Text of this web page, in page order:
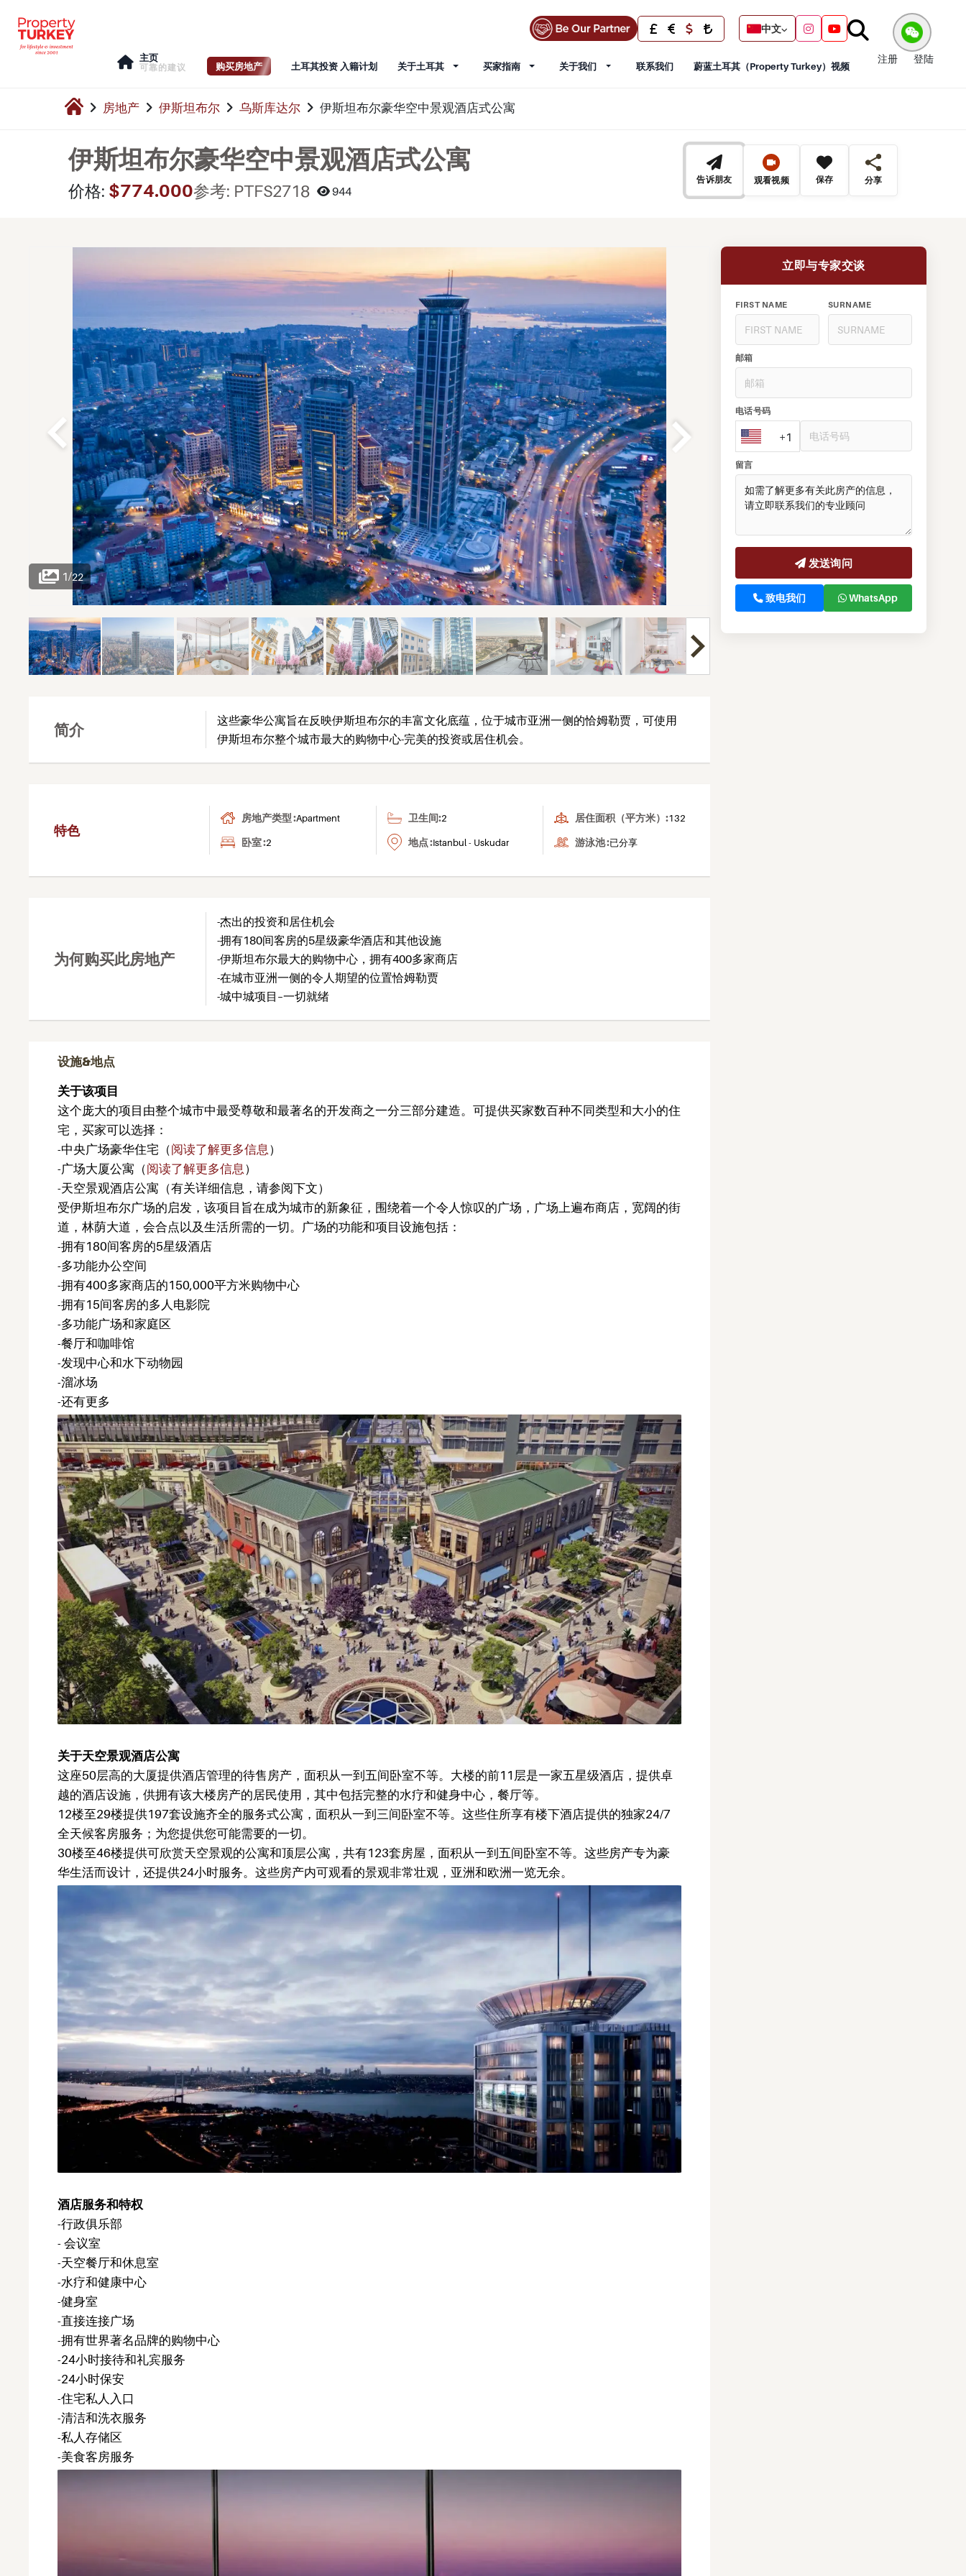
中文
主页
可靠的建议 购买房地产 土耳其投资 入籍计划 关于土耳其 买家指南 关于我们 联系我们 蔚蓝土耳其（Property Turkey）视频
注册 登陆
房地产 伊斯坦布尔 乌斯库达尔 伊斯坦布尔豪华空中景观酒店式公寓
伊斯坦布尔豪华空中景观酒店式公寓
价格: $774.000参考: PTFS2718 944
告诉朋友 观看视频 保存 分享
1/22
简介
这些豪华公寓旨在反映伊斯坦布尔的丰富文化底蕴，位于城市亚洲一侧的恰姆勒贾，可使用
伊斯坦布尔整个城市最大的购物中心-完美的投资或居住机会。
特色
房地产类型 :Apartment
卧室 :2
卫生间:2
地点 :Istanbul - Uskudar
居住面积（平方米）:132
游泳池 :已分享
为何购买此房地产
-杰出的投资和居住机会
-拥有180间客房的5星级豪华酒店和其他设施
-伊斯坦布尔最大的购物中心，拥有400多家商店
-在城市亚洲一侧的令人期望的位置恰姆勒贾
-城中城项目–一切就绪
设施&地点
关于该项目
这个庞大的项目由整个城市中最受尊敬和最著名的开发商之一分三部分建造。可提供买家数百种不同类型和大小的住
宅，买家可以选择：
-中央广场豪华住宅（阅读了解更多信息）
-广场大厦公寓（阅读了解更多信息）
-天空景观酒店公寓（有关详细信息，请参阅下文）
受伊斯坦布尔广场的启发，该项目旨在成为城市的新象征，围绕着一个令人惊叹的广场，广场上遍布商店，宽阔的街
道，林荫大道，会合点以及生活所需的一切。广场的功能和项目设施包括：
-拥有180间客房的5星级酒店
-多功能办公空间
-拥有400多家商店的150,000平方米购物中心
-拥有15间客房的多人电影院
-多功能广场和家庭区
-餐厅和咖啡馆
-发现中心和水下动物园
-溜冰场
-还有更多
关于天空景观酒店公寓
这座50层高的大厦提供酒店管理的待售房产，面积从一到五间卧室不等。大楼的前11层是一家五星级酒店，提供卓
越的酒店设施，供拥有该大楼房产的居民使用，其中包括完整的水疗和健身中心，餐厅等。
12楼至29楼提供197套设施齐全的服务式公寓，面积从一到三间卧室不等。这些住所享有楼下酒店提供的独家24/7
全天候客房服务；为您提供您可能需要的一切。
30楼至46楼提供可欣赏天空景观的公寓和顶层公寓，共有123套房屋，面积从一到五间卧室不等。这些房产专为豪
华生活而设计，还提供24小时服务。这些房产内可观看的景观非常壮观，亚洲和欧洲一览无余。
酒店服务和特权
-行政俱乐部
- 会议室
-天空餐厅和休息室
-水疗和健康中心
-健身室
-直接连接广场
-拥有世界著名品牌的购物中心
-24小时接待和礼宾服务
-24小时保安
-住宅私人入口
-清洁和洗衣服务
-私人存储区
-美食客房服务
立即与专家交谈
FIRST NAME SURNAME
邮箱
电话号码
+1
留言
发送询问
致电我们 WhatsApp